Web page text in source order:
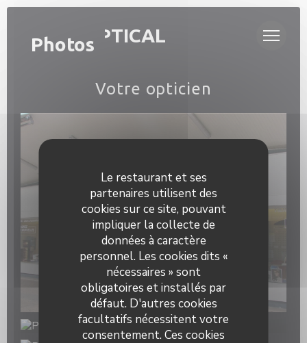
Personnalisation de vos choix en matière de cookies
Le restaurant et ses
partenaires utilisent des
cookies sur ce site, pouvant
impliquer la collecte de
données à caractère
personnel. Les cookies dits «
nécessaires » sont
obligatoires et installés par
défaut. D'autres cookies
facultatifs nécessitent votre
consentement. Ces cookies
PRISM'OPTICAL
Photos
Votre opticien